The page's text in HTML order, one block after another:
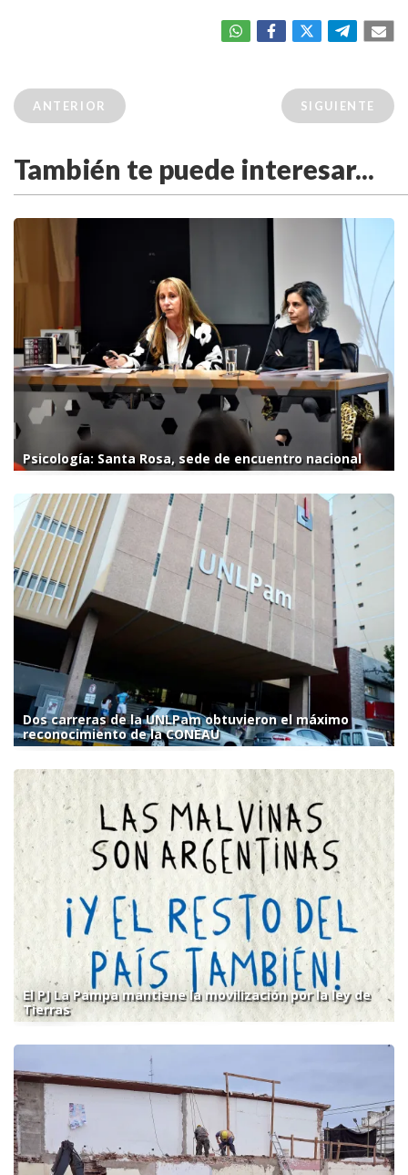
ANTERIOR SIGUIENTE
También te puede interesar...
Psicología: Santa Rosa, sede de encuentro nacional
Dos carreras de la UNLPam obtuvieron el máximo
reconocimiento de la CONEAU
El PJ La Pampa mantiene la movilización por la ley de
Tierras